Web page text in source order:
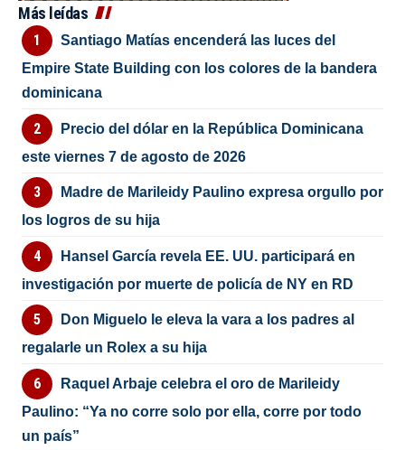
Más leídas
Santiago Matías encenderá las luces del
Empire State Building con los colores de la bandera
dominicana
Precio del dólar en la República Dominicana
este viernes 7 de agosto de 2026
Madre de Marileidy Paulino expresa orgullo por
los logros de su hija
Hansel García revela EE. UU. participará en
investigación por muerte de policía de NY en RD
Don Miguelo le eleva la vara a los padres al
regalarle un Rolex a su hija
Raquel Arbaje celebra el oro de Marileidy
Paulino: “Ya no corre solo por ella, corre por todo
un país”